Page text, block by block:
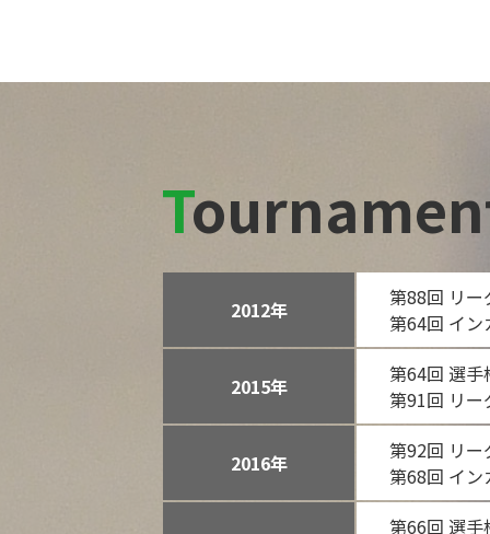
2012年
第88回 リ
第64回 イン
2015年
第64回 選
第91回 リ
2016年
第92回 リ
第68回 イン
第66回 選